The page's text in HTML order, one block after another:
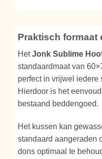
Praktisch formaat
HetJonk Sublime
standaardmaat van
perfect in vrijwel iedere
Hierdoor is het
bestaand beddengoed.
Het kussen kan
standaard aangeraden
dons optimaal te